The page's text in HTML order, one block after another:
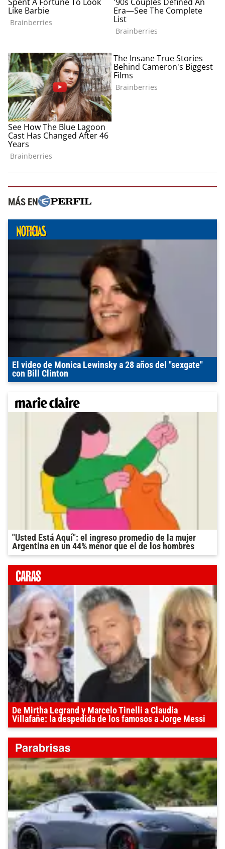
MÁS EN
El video de Monica Lewinsky a 28 años del "sexgate"
con Bill Clinton
"Usted Está Aquí": el ingreso promedio de la mujer
Argentina en un 44% menor que el de los hombres
De Mirtha Legrand y Marcelo Tinelli a Claudia
Villafañe: la despedida de los famosos a Jorge Messi